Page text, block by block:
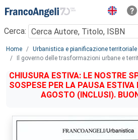
Menu
Cerca:
Main content
Home
Urbanistica e pianificazione territoriale
Il governo delle trasformazioni urbane e
CHIUSURA ESTIVA: LE NOSTRE
SOSPESE PER LA PAUSA
AGOSTO (INCLUSI).